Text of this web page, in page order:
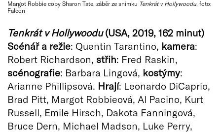
Margot Robbie coby Sharon Tate, záběr ze snímku Tenkrát v Hollywoodu, foto:
Falcon
Tenkrát v Hollywoodu(USA, 2019, 162 minut)
Scénář a režie: Quentin Tarantino, kamera:
Robert Richardson, střih: Fred Raskin,
scénografie: Barbara Lingová, kostýmy:
Arianne Phillipsová. Hrají: Leonardo DiCaprio,
Brad Pitt, Margot Robbieová, Al Pacino, Kurt
Russell, Emile Hirsch, Dakota Fanningová,
Bruce Dern, Michael Madson, Luke Perry,